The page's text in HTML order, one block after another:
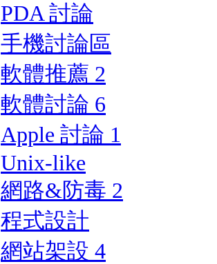
PDA 討論
手機討論區
軟體推薦 2
軟體討論 6
Apple 討論 1
Unix-like
網路&防毒 2
程式設計
網站架設 4